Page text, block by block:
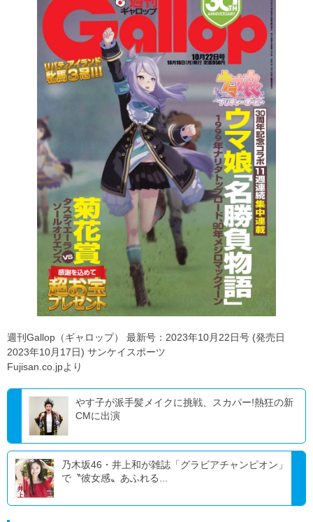
週刊Gallop（ギャロップ） 最新号：2023年10月22日号 (発売日
2023年10月17日) サンケイスポーツ
Fujisan.co.jpより
やす子が派手髪メイクに挑戦、スカパー!熱狂の新
CMに出演
乃木坂46・井上和が雑誌「グラビアチャンピオン」
で〝彼女感〟あふれる...